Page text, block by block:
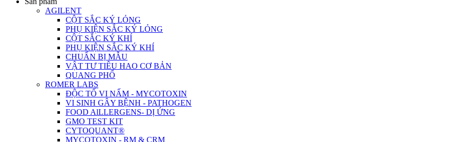
AGILENT
CỘT SẮC KÝ LỎNG
PHỤ KIỆN SẮC KÝ LỎNG
CỘT SẮC KÝ KHÍ
PHỤ KIỆN SẮC KÝ KHÍ
CHUẨN BỊ MẪU
VẬT TƯ TIÊU HAO CƠ BẢN
QUANG PHỔ
ROMER LABS
ĐỘC TỐ VI NẤM - MYCOTOXIN
VI SINH GÂY BỆNH - PATHOGEN
FOOD AlLLERGENS- DỊ ỨNG
GMO TEST KIT
CYTOQUANT®
MYCOTOXIN - RM & CRM